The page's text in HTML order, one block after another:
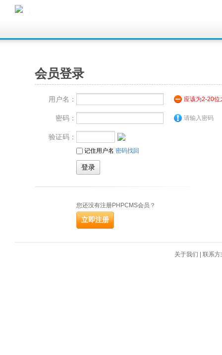
会员登录
用户名： 应该为2-20位
密码： 请输入密码
验证码：
记住用户名 密码找回
您还没有注册PHPCMS会员？
关于我们 联系方